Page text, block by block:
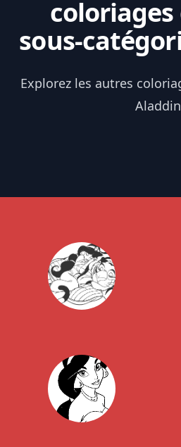
coloriages
sous-
Explorez les autres
Aladdin